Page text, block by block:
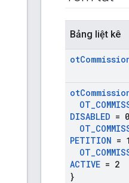
Bảng liệt kê
ot
ot
OT_
DISABLED = 0
OT_
PETITION = 1
OT_
ACTIVE = 2
}